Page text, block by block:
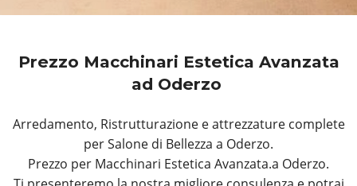
Prezzo Macchinari Estetica Avanzata
ad Oderzo
Arredamento, Ristrutturazione e attrezzature complete
per Salone di Bellezza a Oderzo.
Prezzo per Macchinari Estetica Avanzata.a Oderzo.